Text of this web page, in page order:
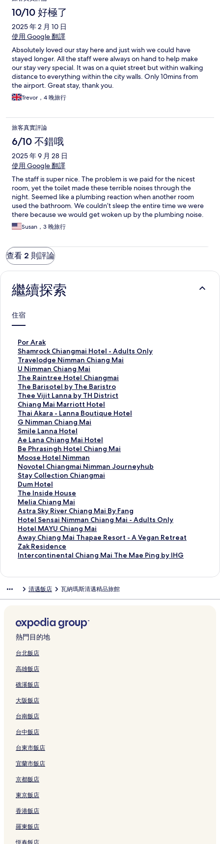
論
10/10 好極了
2025 年 2 月 10 日
使用 Google 翻譯
Absolutely loved our stay here and just wish we could have
stayed longer. All the staff were always on hand to help make
our stay very special. It was on a quiet street but within walking
distance to everything within the city walls. Only 10mins from
the airport. Great stay, thank you.
Trevor，4 晚旅行
旅客真實評論
6/10 不錯哦
2025 年 9 月 28 日
使用 Google 翻譯
The staff is super nice. The problem is we paid for the nicest
room, yet the toilet made these terrible noises through the
night. Seemed like a plumbing reaction when another room
used the bathroom. We couldn’t sleep the entire time we were
there because we would get woken up by the plumbing noise.
For the price, it wasn’t worth it.
Susan，3 晚旅行
查看 2 則評論
繼續探索
住宿
Por Arak
P
o
r
A
r
a
k
的
連
結
Shamrock Chiangmai Hotel - Adults Only
S
h
a
m
r
o
c
k
C
h
i
a
n
g
m
a
i
H
o
t
e
l
-
A
s
l
y
的
連
Travelodge Nimman Chiang Mai
T
r
a
v
e
l
o
d
g
e
N
i
m
m
a
n
C
h
i
a
n
g
M
連
結
U Nimman Chiang Mai
U
N
i
m
m
a
n
C
h
i
a
n
g
M
a
i
的
連
結
The Raintree Hotel Chiangmai
T
h
e
R
a
i
n
t
r
e
e
H
o
t
e
l
C
h
i
a
n
的
The Barisotel by The Baristro
T
h
e
B
a
r
i
s
o
t
e
l
b
y
T
h
e
B
a
r
o
結
Thee Vijit Lanna by TH District
T
h
e
e
V
i
j
i
t
L
a
n
n
a
b
y
T
H
D
i
的
連
結
Chiang Mai Marriott Hotel
C
h
i
a
n
g
M
a
i
M
a
r
r
i
o
t
t
H
的
Thai Akara - Lanna Boutique Hotel
T
h
a
i
A
k
a
r
a
-
L
a
n
n
a
B
o
u
o
t
e
l
連
G Nimman Chiang Mai
G
N
i
m
m
a
n
C
h
i
a
n
g
M
a
i
Smile Lanna Hotel
S
m
i
l
e
L
a
n
n
a
H
o
t
e
l
Ae Lana Chiang Mai Hotel
A
e
L
a
n
a
C
h
i
a
n
g
M
a
e
連
結
Be Phrasingh Hotel Chiang Mai
B
e
P
h
r
a
s
i
n
g
h
H
o
h
n
g
M
a
的
結
Moose Hotel Nimman
M
o
o
s
e
H
o
t
e
l
N
i
的
Novotel Chiangmai Nimman Journeyhub
N
o
v
o
t
e
l
C
h
i
a
i
m
m
a
n
o
r
n
e
y
u
的
連
結
Stay Collection Chiangmai
S
t
a
y
C
o
l
l
e
c
C
a
n
g
m
i
連
結
Dum Hotel
D
u
m
H
o
t
e
l
的
The Inside House
T
h
e
I
n
s
i
d
s
連
結
Melia Chiang Mai
M
e
l
i
a
C
h
M
的
連
結
Astra Sky River Chiang Mai By Fang
A
s
t
r
a
S
v
C
h
i
a
g
a
i
B
y
a
g
的
連
結
Hotel Sensai Nimman Chiang Mai - Adults Only
H
o
t
e
l
a
i
m
m
a
C
i
a
n
g
a
-
A
d
u
l
t
O
l
y
Hotel MAYU Chiang Mai
H
o
t
e
U
i
a
n
g
a
的
連
結
Away Chiang Mai Thapae Resort - A Vegan Retreat
A
w
a
a
M
a
i
T
a
a
e
R
e
o
t
-
A
V
e
g
n
e
t
Zak Residence
Z
a
i
n
c
e
的
結
Intercontinental Chiang Mai The Mae Ping by IHG
I
c
t
i
n
e
t
l
C
h
i
n
M
a
i
T
h
e
a
P
i
清邁飯店 瓦納瑪斯清邁精品旅館
熱門目的地
台北飯店
高雄飯店
礁溪飯店
大阪飯店
台南飯店
台中飯店
台東市飯店
宜蘭市飯店
京都飯店
東京飯店
香港飯店
羅東飯店
恆春飯店